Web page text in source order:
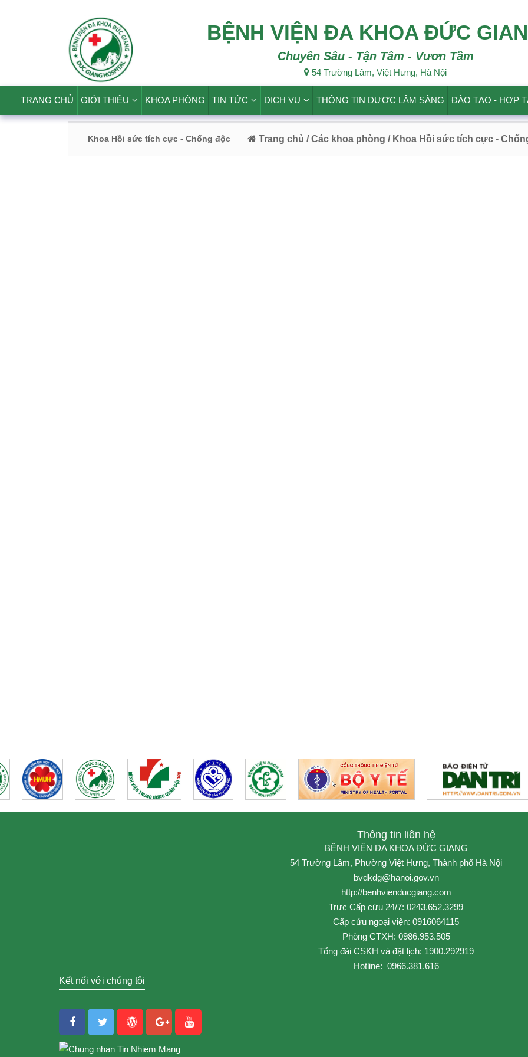
BỆNH VIỆN ĐA KHOA ĐỨC
Chuyên Sâu - Tận Tâm - Vươn Tầm
54 Trường Lâm, Việt Hưng, Hà Nội
TRANG CHỦ GIỚI THIỆU KHOA PHÒNG TIN TỨC DỊCH VỤ THÔNG TIN DƯỢC LÂM SÀNG ĐÀO TẠO - HỢP
Trang chủ / Các khoa phòng / Khoa Hồi sức tích cực -
Khoa Hồi sức tích cực - Chống độc
Thông tin liên hệ
BỆNH VIỆN ĐA KHOA ĐỨC GIANG
54 Trường Lâm, Phường Việt Hưng, Thành phố Hà Nội
bvdkdg@hanoi.gov.vn
http://benhvienducgiang.com
Trực Cấp cứu 24/7: 0243.652.3299
Cấp cứu ngoại viện: 0916064115
Phòng CTXH: 0986.953.505
Tổng đài CSKH và đặt lịch: 1900.292919
Hotline: 0966.381.616
Kết nối với chúng tôi